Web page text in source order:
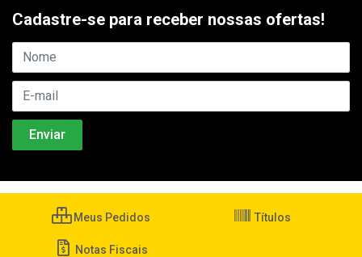
Cadastre-se para receber nossas ofertas!
Meus Pedidos Títulos
Notas Fiscais